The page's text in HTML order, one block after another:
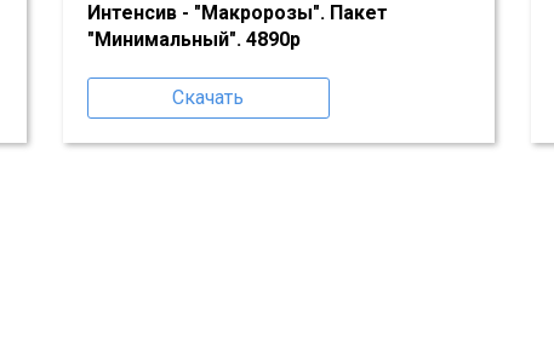
Интенсив - "Макророзы". Пакет
"Минимальный". 4890р
Скачать